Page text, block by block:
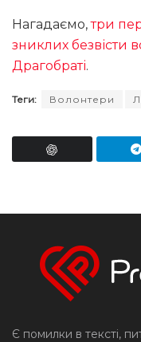
Нагадаємо,три
зниклих безвісти
Драгобраті.
Теги: Волонтери
Є помилки в тексті,